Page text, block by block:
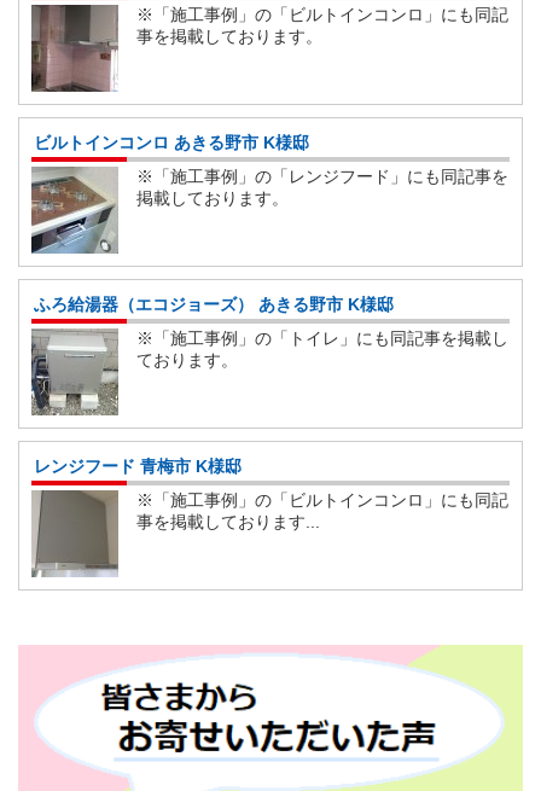
※「施工事例」の「ビルトインコンロ」にも同記
事を掲載しております。
ビルトインコンロ あきる野市 K様邸
※「施工事例」の「レンジフード」にも同記事を
掲載しております。
ふろ給湯器（エコジョーズ） あきる野市 K様邸
※「施工事例」の「トイレ」にも同記事を掲載し
ております。
レンジフード 青梅市 K様邸
※「施工事例」の「ビルトインコンロ」にも同記
事を掲載しております...